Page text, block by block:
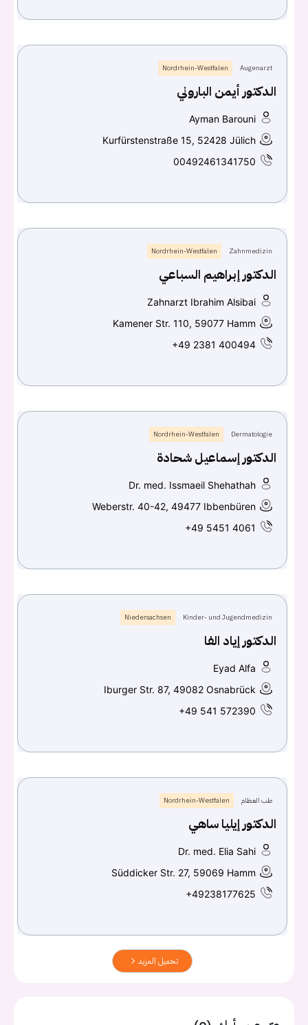
Augenarzt
Nordrhein-Westfalen
الدكتور أيمن الباروني
Ayman Barouni
Kurfürstenstraße 15, 52428 Jülich
00492461341750
Zahnmedizin
Nordrhein-Westfalen
الدكتور إبراهيم السباعي
Zahnarzt Ibrahim Alsibai
Kamener Str. 110, 59077 Hamm
+49 2381 400494
Dermatologie
Nordrhein-Westfalen
الدكتور إسماعيل شحادة
Dr. med. Issmaeil Shehathah
Weberstr. 40-42, 49477 Ibbenbüren
+49 5451 4061
Kinder- und Jugendmedizin
Niedersachsen
الدكتور إياد الفا
Eyad Alfa
Iburger Str. 87, 49082 Osnabrück
+49 541 572390
طب العظام Nordrhein-Westfalen
الدكتور إيليا ساهي
Dr. med. Elia Sahi
Süddicker Str. 27, 59069 Hamm
+49238177625
تحميل المزيد